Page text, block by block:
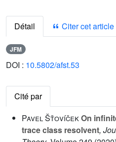
Détail Citer cet article
JFM
DOI : 10.5802/afst.53
Cité par
Pavel ŠťovíčekOn
trace class resolvent,